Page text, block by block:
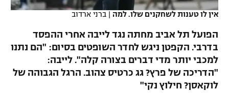
תוצאות
לוח שידורים
ברחבה
הפועל תל אביב
הפועל חיפה
הפועל באר שבע
ליגה הולנדית
ליגה טורקית
ליגה סינית
ליגה ברזילאית
דני אבדיה
שחייה
ג'ודו
אגרוף
ספורט אולימפי
אין לו טענות לשחקנים שלו. למה | ברני ארדוב
הפועל תל אביב מחתה נגד לייבה אחרי ההפסד
בדרבי. הקפטן ניגש לחדר השופטים בסיום: "הם נתנו
למכבי יותר מדי דברים בצורה קלה". לייבה:
"הדריכה של פרץ? גג כרטיס צהוב. הרגל הגבוהה של
לוקאסן? חילוץ נקי"